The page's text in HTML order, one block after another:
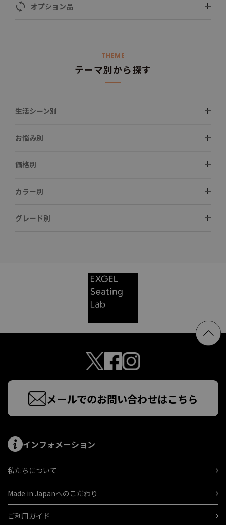
オプション品
THEME
テーマ別から探す
生活シーン別
お悩み別
価格別
カラー別
グレード別
メールでのお問い合わせはこちら
インフォメーション
私たちについて
Made in Japanへのこだわり
ご利用ガイド